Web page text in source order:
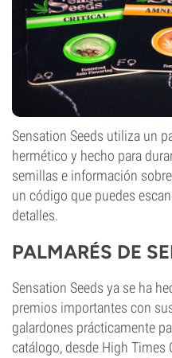
Sensation Seeds utiliza un
hermético y hecho para
semillas e información
un código que puedes
detalles.
PALMARÉS DE
Sensation Seeds ya se ha
premios importantes con
galardones prácticamente
catálogo, desde High Times